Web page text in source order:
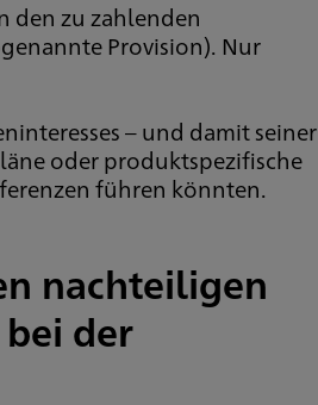
den zu zahlenden
Provision). Nur
– und damit seiner
oder produktspezifische
führen könnten.
nachteiligen
der